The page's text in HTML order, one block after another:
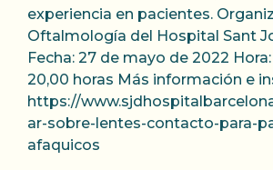
experiencia en pacientes.
Oftalmología del Hospital Sant
Fecha: 27 de mayo de 2022 Hora:
20,00 horas Más información e
https://
ar-sobre-lentes-contacto-para-
afaquicos